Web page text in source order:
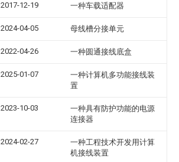
2017-12-19 一种车载适配器
2024-04-05 母线槽分接单元
2022-04-26 一种圆通接线底盒
2025-01-07
一种计算机多功能接线装
置
2023-10-03
一种具有防护功能的电源
连接器
2024-02-27
一种工程技术开发用计算
机接线装置